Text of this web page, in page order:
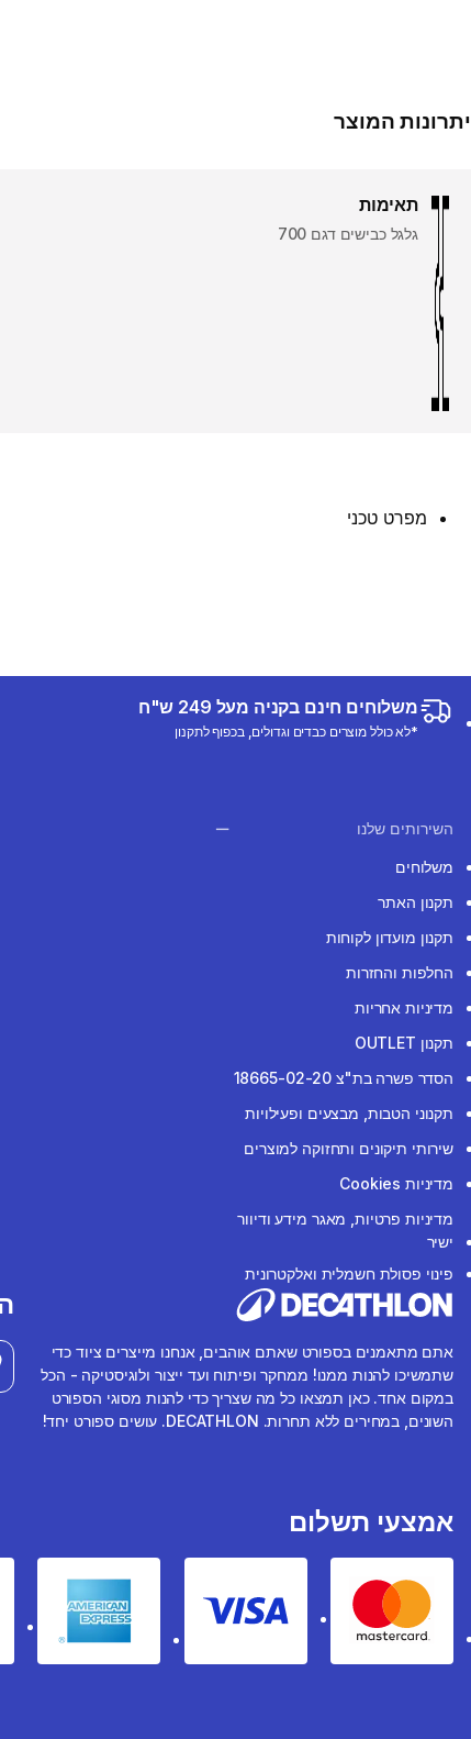
יתרונות המוצר
תאימות
גלגל כבישים דגם 700
מפרט טכני
משלוחים חינם בקניה מעל 249 ש"ח
*לא כולל מוצרים כבדים וגדולים, בכפוף לתקנון
השירותים שלנו
משלוחים
תקנון האתר
תקנון מועדון לקוחות
החלפות והחזרות
מדיניות אחריות
תקנון OUTLET
הסדר פשרה בת"צ 18665-02-20
תקנוני הטבות, מבצעים ופעילויות
שירותי תיקונים ותחזוקה למוצרים
מדיניות Cookies
מדיניות פרטיות, מאגר מידע ודיוור
ישיר
פינוי פסולת חשמלית ואלקטרונית
אתם מתאמנים בספורט שאתם אוהבים, אנחנו מייצרים ציוד כדי
שתמשיכו להנות ממנו! ממחקר ופיתוח ועד ייצור ולוגיסטיקה - הכל
במקום אחד. כאן תמצאו כל מה שצריך כדי להנות מסוגי הספורט
השונים, במחירים ללא תחרות. DECATHLON. עושים ספורט יחד!
אמצעי תשלום
Mastercard
Visa
express